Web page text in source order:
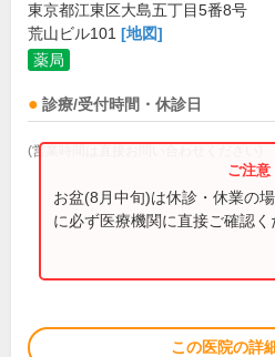
東京都江東区大島五丁目5番8号
荒山ビル101 [地図]
薬局
診療/受付時間・休診日
(営業時間は直接お問い合わせください)
お盆(8月中旬)は休診・休業の
に必ず医療機関に直接ご確認く
この医院の詳